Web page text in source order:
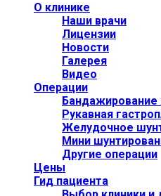
О клинике
Наши врачи
Лицензии
Новости
Галерея
Видео
Операции
Рукавная
Желудочное
Мини
Другие операции
Цены
Гид пациента